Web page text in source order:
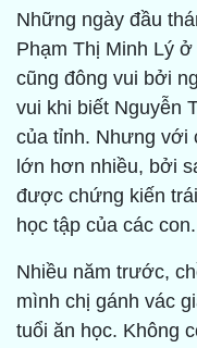
Những ngày đầu
Phạm Thị Minh Lý
cũng đông vui bởi
vui khi biết Nguyễn
của tỉnh. Nhưng với
lớn hơn nhiều, bởi
được chứng kiến
học tập của các con.
Nhiều năm trước,
mình chị gánh vác
tuổi ăn học. Không